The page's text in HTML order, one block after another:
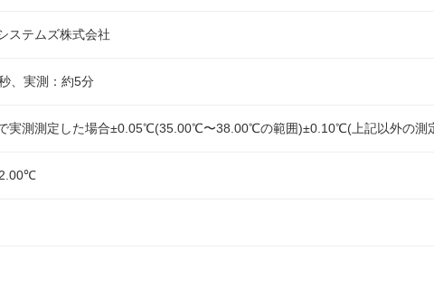
ステムズ株式会社
、実測：約5分
実測測定した場合±0.05℃(35.00℃〜38.00℃の範囲)±0.10℃(上記以外の測